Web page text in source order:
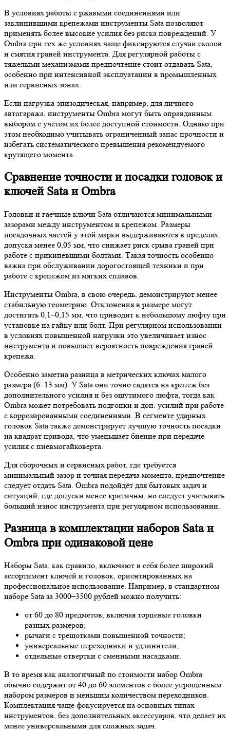
В условиях работы с ржавыми соединениями или
заклинившими крепежами инструменты Sata позволяют
применять более высокие усилия без риска повреждений. У
Ombra при тех же условиях чаще фиксируются случаи сколов
и смятия граней инструмента. Для регулярной работы с
тяжелыми механизмами предпочтение стоит отдавать Sata,
особенно при интенсивной эксплуатации в промышленных
или сервисных зонах.
Если нагрузка эпизодическая, например, для личного
автогаража, инструменты Ombra могут быть оправданным
выбором с учетом их более доступной стоимости. Однако при
этом необходимо учитывать ограниченный запас прочности и
избегать систематического превышения рекомендуемого
крутящего момента.
Сравнение точности и посадки головок и
ключей Sata и Ombra
Головки и гаечные ключи Sata отличаются минимальными
зазорами между инструментом и крепежом. Размеры
посадочных частей у этой марки выдерживаются в пределах
допуска менее 0,05 мм, что снижает риск срыва граней при
работе с прикипевшими болтами. Такая точность особенно
важна при обслуживании дорогостоящей техники и при
работе с крепежом из мягких сплавов.
Инструменты Ombra, в свою очередь, демонстрируют менее
стабильную геометрию. Отклонения в размере могут
достигать 0,1–0,15 мм, что приводит к небольшому люфту при
установке на гайку или болт. При регулярном использовании
в условиях повышенной нагрузки это увеличивает износ
инструмента и повышает вероятность повреждения граней
крепежа.
Особенно заметна разница в метрических ключах малого
размера (6–13 мм). У Sata они точно садятся на крепеж без
дополнительного усилия и без ощутимого люфта, тогда как
Ombra может потребовать подгонки и доп. усилий при работе
с коррозированными соединениями. В сегменте ударных
головок Sata также демонстрирует лучшую точность посадки
на квадрат привода, что уменьшает биение при передаче
усилия с пневмогайковерта.
Для сборочных и сервисных работ, где требуется
минимальный зазор и точная передача момента, предпочтение
следует отдать Sata. Ombra подойдёт для бытовых задач и
ситуаций, где допуски менее критичны, но следует учитывать
больший износ инструмента при регулярном использовании.
Разница в комплектации наборов Sata и
Ombra при одинаковой цене
Наборы Sata, как правило, включают в себя более широкий
ассортимент ключей и головок, ориентированных на
профессиональное использование. Например, в стандартном
наборе Sata за 3000–3500 рублей можно получить:
от 60 до 80 предметов, включая торцевые головки
разных размеров;
рычаги с трещотками повышенной точности;
универсальные переходники и удлинители;
отдельные отвертки с сменными насадками.
В то время как аналогичный по стоимости набор Ombra
обычно содержит от 40 до 60 элементов с более упрощённым
набором размеров и меньшим количеством переходников.
Комплектация чаще фокусируется на основных типах
инструментов, без дополнительных аксессуаров, что делает их
менее универсальными для сложных задач.